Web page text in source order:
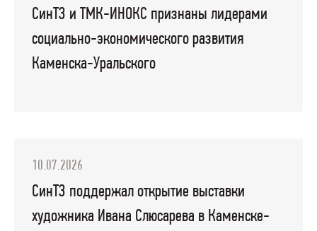
СинТЗ и ТМК-ИНОКС признаны лидерами
социально-экономического развития
Каменска-Уральского
10.07.2026
СинТЗ поддержал открытие выставки
художника Ивана Слюсарева в Каменске-